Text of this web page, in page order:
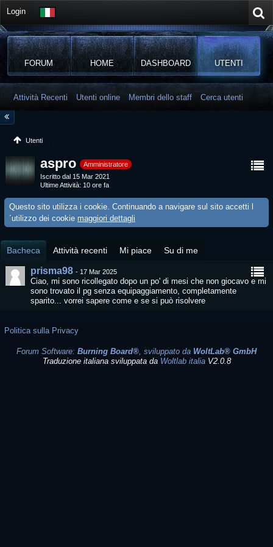
Login
FORUM HOME DASHBOARD UTENTI
Attività Recenti Utenti online Membri dello staff Cerca utenti
Utenti
aspro
Amministratore
Iscritto dal 15 Mar 2021
Ultime Attività 10 ore fa
Questo sito utilizza i cookie. Continuando a navigare sul sito accetti l
´utilizzo dei cookie maggiori dettagli
Bacheca Attività recenti Mi piace Su di me
prisma98 - 17 Mar 2025
Ciao, mi sono ricollegato dopo un po' di mesi che non giocavo e mi
sono trovato il pg senza equipaggiamento, completamente
sparito... vorrei sapere come e se si può risolvere
Politica sulla Privacy
Forum Software: Burning Board®, sviluppato da WoltLab® GmbH
Traduzione italiana sviluppata da Woltlab italiaV2.0.8